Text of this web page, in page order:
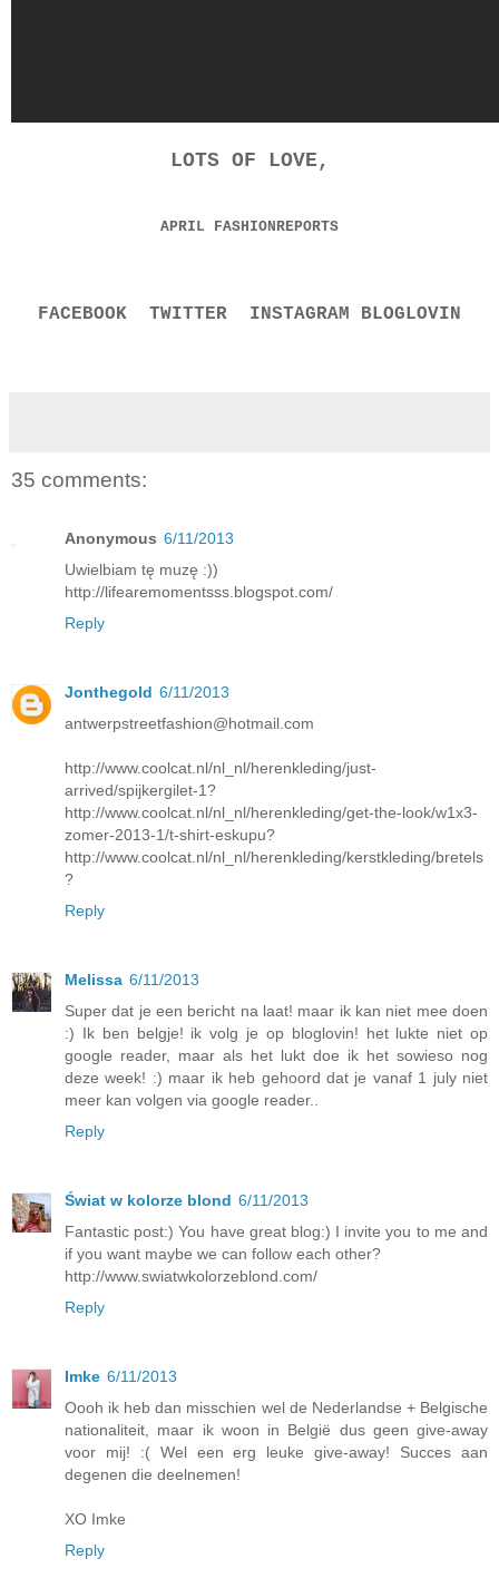
LOTS OF LOVE,
APRIL FASHIONREPORTS
FACEBOOK TWITTER INSTAGRAM BLOGLOVIN
35 comments:
Anonymous 6/11/2013
Uwielbiam tę muzę :))
http://lifearemomentsss.blogspot.com/
Reply
Jonthegold 6/11/2013
antwerpstreetfashion@hotmail.com
http://www.coolcat.nl/nl_nl/herenkleding/just-
arrived/spijkergilet-1?
http://www.coolcat.nl/nl_nl/herenkleding/get-the-look/w1x3-
zomer-2013-1/t-shirt-eskupu?
http://www.coolcat.nl/nl_nl/herenkleding/kerstkleding/bretels
?
Reply
Melissa 6/11/2013
Super dat je een bericht na laat! maar ik kan niet mee doen
:) Ik ben belgje! ik volg je op bloglovin! het lukte niet op
google reader, maar als het lukt doe ik het sowieso nog
deze week! :) maar ik heb gehoord dat je vanaf 1 july niet
meer kan volgen via google reader..
Reply
Świat w kolorze blond 6/11/2013
Fantastic post:) You have great blog:) I invite you to me and
if you want maybe we can follow each other?
http://www.swiatwkolorzeblond.com/
Reply
Imke 6/11/2013
Oooh ik heb dan misschien wel de Nederlandse + Belgische
nationaliteit, maar ik woon in België dus geen give-away
voor mij! :( Wel een erg leuke give-away! Succes aan
degenen die deelnemen!
XO Imke
Reply